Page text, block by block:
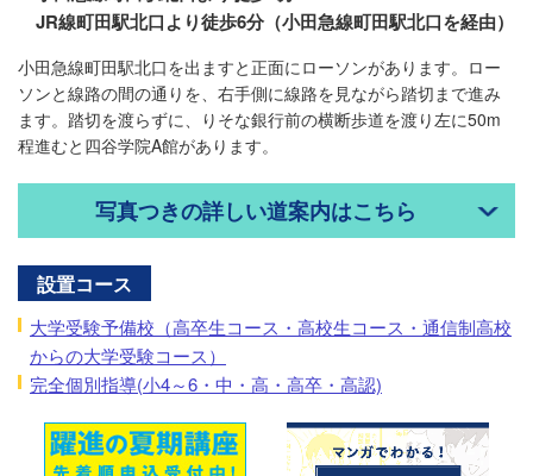
JR線町田駅北口より徒歩6分（小田急線町田駅北口を経由）
小田急線町田駅北口を出ますと正面にローソンがあります。ロー
ソンと線路の間の通りを、右手側に線路を見ながら踏切まで進み
ます。踏切を渡らずに、りそな銀行前の横断歩道を渡り左に50m
程進むと四谷学院A館があります。
写真つきの詳しい道案内はこちら
設置コース
大学受験予備校（高卒生コース・高校生コース・通信制高校
からの大学受験コース）
完全個別指導(小4～6・中・高・高卒・高認)